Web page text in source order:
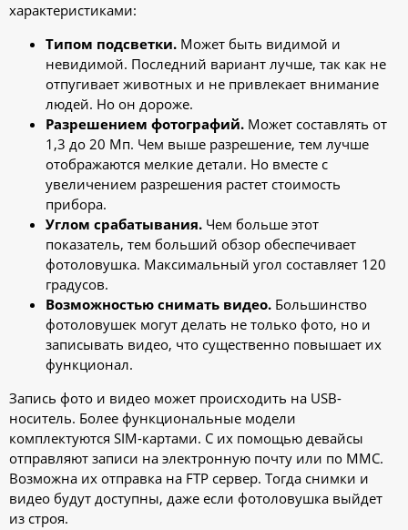
характеристиками:
Типом подсветки. Может быть видимой и
невидимой. Последний вариант лучше, так как не
отпугивает животных и не привлекает внимание
людей. Но он дороже.
Разрешением фотографий. Может составлять от
1,3 до 20 Мп. Чем выше разрешение, тем лучше
отображаются мелкие детали. Но вместе с
увеличением разрешения растет стоимость
прибора.
Углом срабатывания. Чем больше этот
показатель, тем больший обзор обеспечивает
фотоловушка. Максимальный угол составляет 120
градусов.
Возможностью снимать видео. Большинство
фотоловушек могут делать не только фото, но и
записывать видео, что существенно повышает их
функционал.
Запись фото и видео может происходить на USB-
носитель. Более функциональные модели
комплектуются SIM-картами. С их помощью девайсы
отправляют записи на электронную почту или по ММС.
Возможна их отправка на FTP сервер. Тогда снимки и
видео будут доступны, даже если фотоловушка выйдет
из строя.